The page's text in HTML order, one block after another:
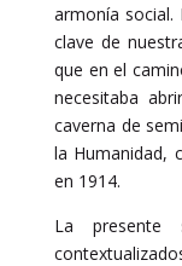
armonía
clave de
que en el
necesitaba
caverna de
la Humanidad,
en 1914.
La presente